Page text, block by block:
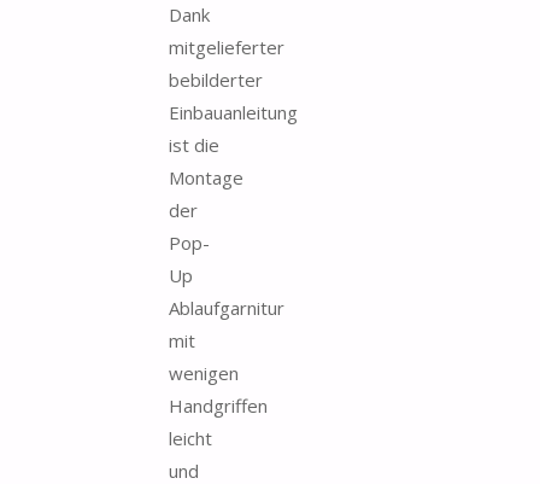
Dank
mitgelieferter
bebilderter
Einbauanleitung
ist die
Montage
der
Pop-
Up
Ablaufgarnitur
mit
wenigen
Handgriffen
leicht
und